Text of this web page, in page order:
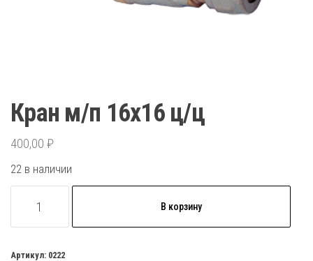
Кран м/п 16х16 ц/ц
400,00 ₽
22 в наличии
товара
м/
В корзину
Артикул: 0222